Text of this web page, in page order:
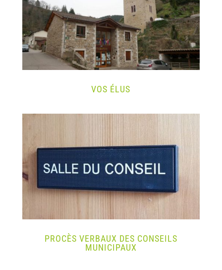
VOS ÉLUS
PROCÈS VERBAUX DES CONSEILS
MUNICIPAUX